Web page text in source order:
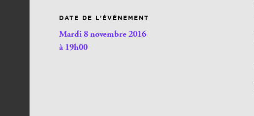
DATE DE L’ÉVÉNEMENT
Mardi 8 novembre 2016
à 19h00